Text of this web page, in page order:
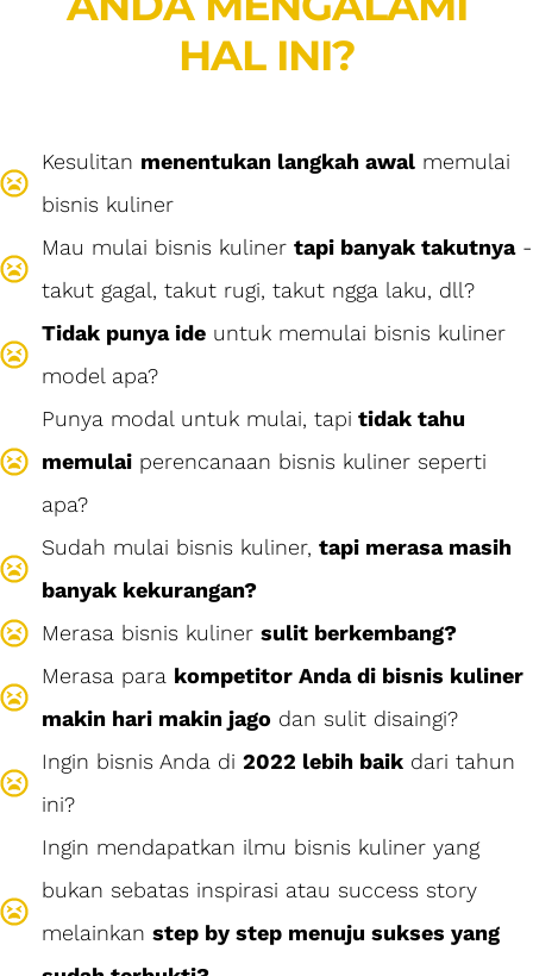
HAL INI?
Kesulitan menentukan langkah awal memulai
bisnis kuliner
Mau mulai bisnis kuliner tapi banyak takutnya-
takut gagal, takut rugi, takut ngga laku, dll?
Tidak punya ide untuk memulai bisnis kuliner
model apa?
Punya modal untuk mulai, tapi tidak tahu
memulai perencanaan bisnis kuliner seperti
apa?
Sudah mulai bisnis kuliner, tapi merasa masih
banyak kekurangan?
Merasa bisnis kuliner sulit berkembang?
Merasa para kompetitor Anda di bisnis kuliner
makin hari makin jago dan sulit disaingi?
Ingin bisnis Anda di 2022 lebih baik dari tahun
ini?
Ingin mendapatkan ilmu bisnis kuliner yang
bukan sebatas inspirasi atau success story
melainkan step by step menuju sukses yang